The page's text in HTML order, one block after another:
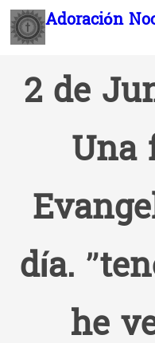
Saltar Adoración
2 de
Una
día.
he